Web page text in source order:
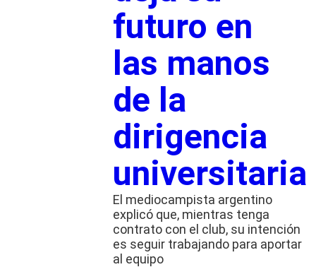
futuro en
las manos
de la
dirigencia
universitaria
El mediocampista argentino
explicó que, mientras tenga
contrato con el club, su intención
es seguir trabajando para aportar
al equipo